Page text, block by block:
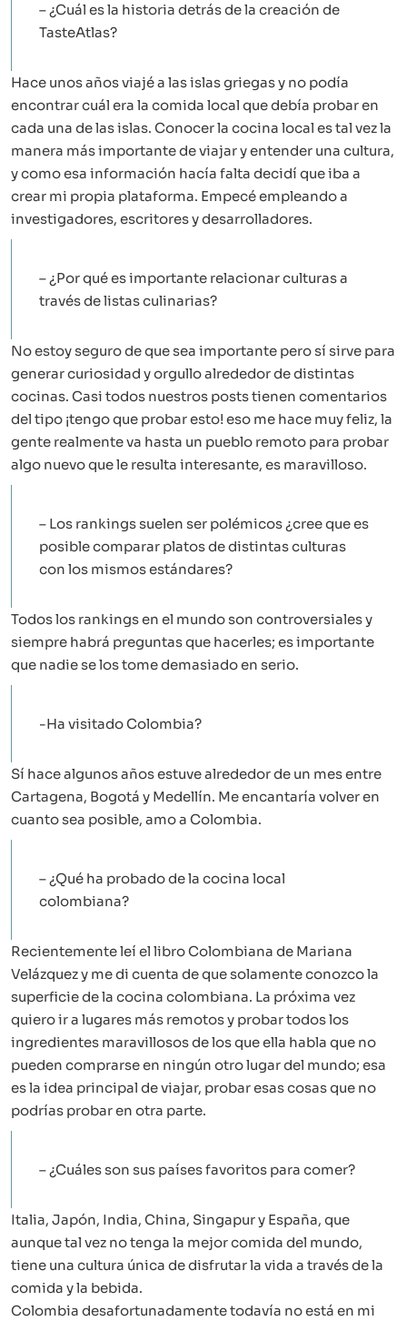
– ¿Cuál es la historia detrás de la creación de
TasteAtlas?
Hace unos años viajé a las islas griegas y no podía
encontrar cuál era la comida local que debía probar en
cada una de las islas. Conocer la cocina local es tal vez la
manera más importante de viajar y entender una cultura,
y como esa información hacía falta decidí que iba a
crear mi propia plataforma. Empecé empleando a
investigadores, escritores y desarrolladores.
– ¿Por qué es importante relacionar culturas a
través de listas culinarias?
No estoy seguro de que sea importante pero sí sirve para
generar curiosidad y orgullo alrededor de distintas
cocinas. Casi todos nuestros posts tienen comentarios
del tipo ¡tengo que probar esto! eso me hace muy feliz, la
gente realmente va hasta un pueblo remoto para probar
algo nuevo que le resulta interesante, es maravilloso.
– Los rankings suelen ser polémicos ¿cree que es
posible comparar platos de distintas culturas
con los mismos estándares?
Todos los rankings en el mundo son controversiales y
siempre habrá preguntas que hacerles; es importante
que nadie se los tome demasiado en serio.
-Ha visitado Colombia?
Sí hace algunos años estuve alrededor de un mes entre
Cartagena, Bogotá y Medellín. Me encantaría volver en
cuanto sea posible, amo a Colombia.
– ¿Qué ha probado de la cocina local
colombiana?
Recientemente leí el libro Colombiana de Mariana
Velázquez y me di cuenta de que solamente conozco la
superficie de la cocina colombiana. La próxima vez
quiero ir a lugares más remotos y probar todos los
ingredientes maravillosos de los que ella habla que no
pueden comprarse en ningún otro lugar del mundo; esa
es la idea principal de viajar, probar esas cosas que no
podrías probar en otra parte.
– ¿Cuáles son sus países favoritos para comer?
Italia, Japón, India, China, Singapur y España, que
aunque tal vez no tenga la mejor comida del mundo,
tiene una cultura única de disfrutar la vida a través de la
comida y la bebida.
Colombia desafortunadamente todavía no está en mi